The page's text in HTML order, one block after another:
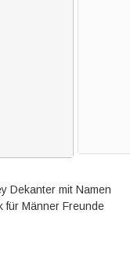
Dekanter mit Namen
für Männer Freunde